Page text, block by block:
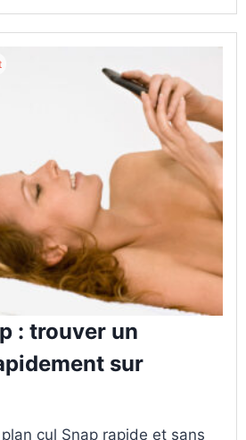
: trouver un
sur
cul Snap rapide et sans